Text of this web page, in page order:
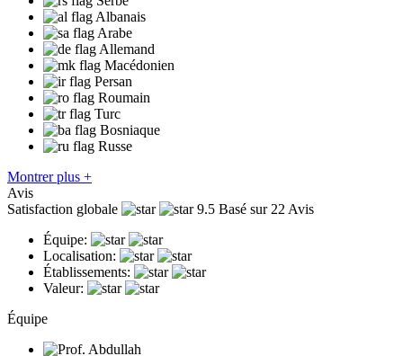
Albanais
Arabe
Allemand
Macédonien
Persan
Roumain
Turc
Bosniaque
Russe
Montrer plus +
Avis
Satisfaction globale
9.5 Basé sur 22 Avis
Équipe:
Localisation:
Établissements:
Valeur:
Équipe